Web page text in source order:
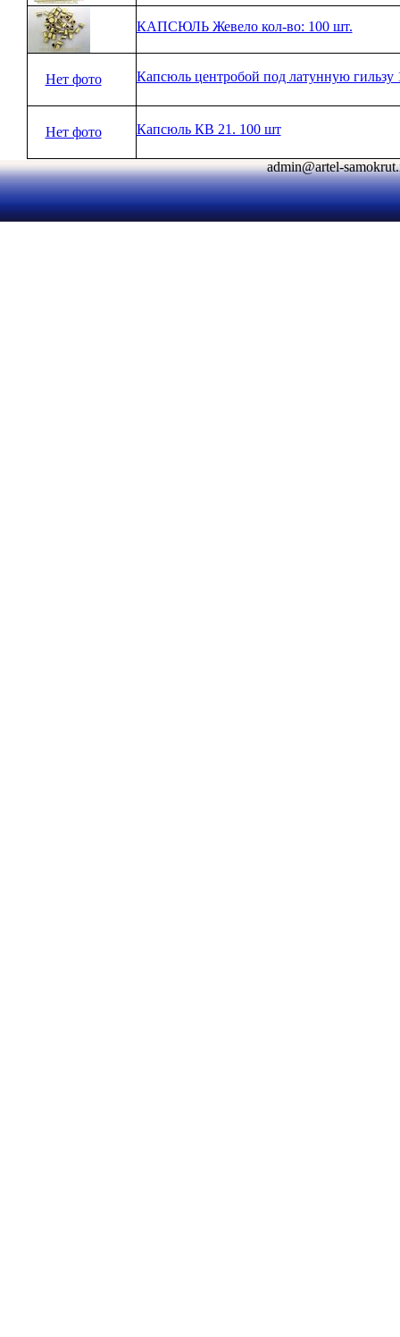
КАПСЮЛЬ Жевело кол-во: 100 шт.
Нет фото Капсюль центробой под латунную гильзу
Нет фото Капсюль КВ 21. 100 шт
admin@artel-